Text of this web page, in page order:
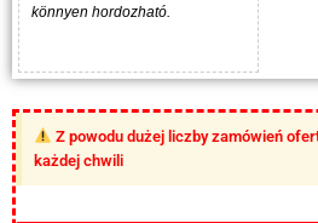
könnyen hordozható.
Z powodu dużej liczby zamówień
każdej chwili